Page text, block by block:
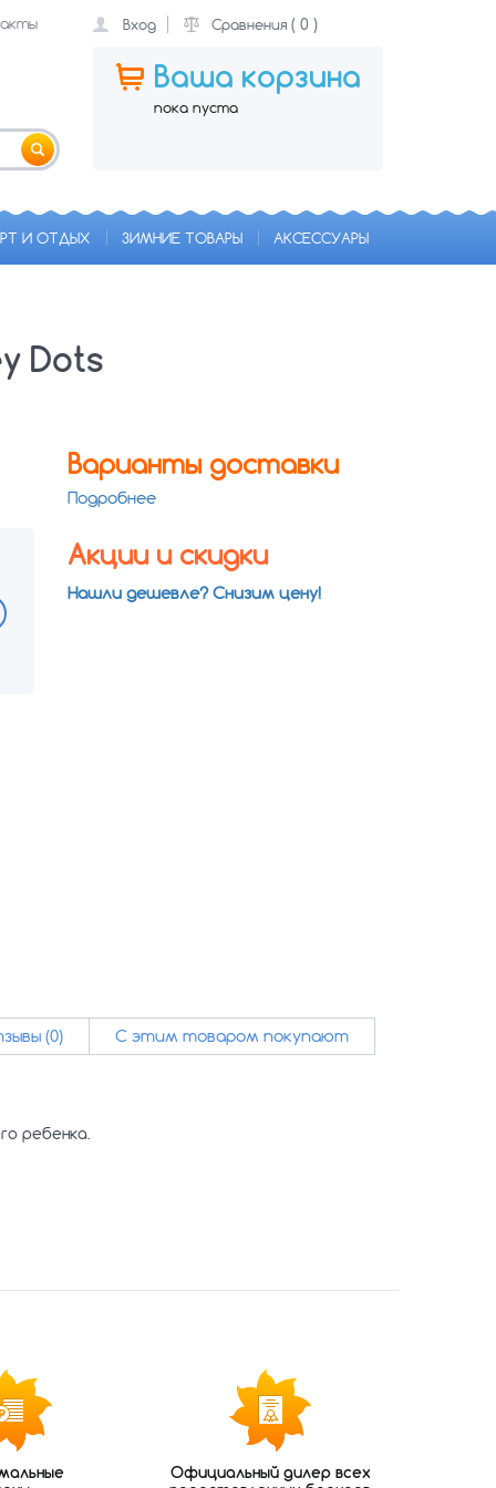
Вход Сравнения( 0 )
Ваша корзина
пока пуста
И ОТДЫХ ЗИМНИЕ ТОВАРЫ АКСЕССУАРЫ
Dots
Варианты доставки
Подробнее
Акции и скидки
Нашли дешевле? Снизим цену!
(0) С этим товаром покупают
ребенка.
Официальный дилер всех